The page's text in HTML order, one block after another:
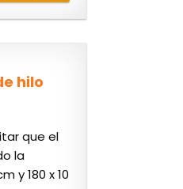
hilo
que el
la
y 180 x 10